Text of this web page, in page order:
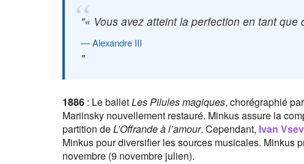
« Vous avez atteint la perfection en tant que
Alexandre III
1886 : Le balletLes Pilules magiques, chorégraphié
Mariinsky nouvellement restauré. Minkus assure la
partition deL’Offrande à l’amour. Cependant, Ivan
Minkus pour diversifier les sources musicales. Minkus
novembre (9 novembre julien).